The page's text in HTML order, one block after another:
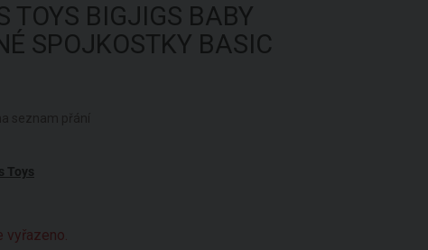
TOYS BIGJIGS BABY
SPOJKOSTKY BASIC
Toys
vyřazeno.